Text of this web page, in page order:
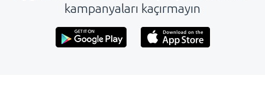
kampanyaları kaçırmayın